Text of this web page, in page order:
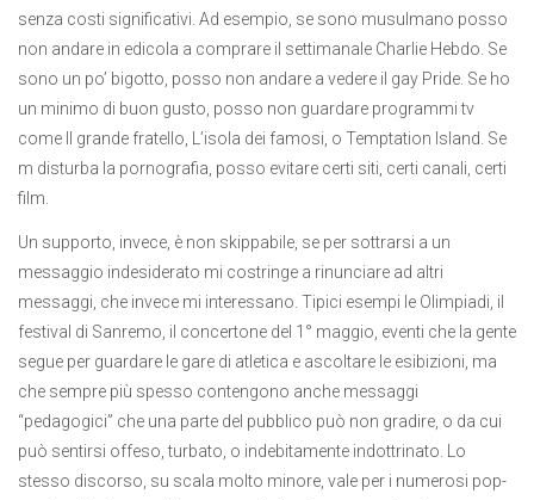
senza costi significativi. Ad esempio, se sono musulmano posso
non andare in edicola a comprare il settimanale Charlie Hebdo. Se
sono un po’ bigotto, posso non andare a vedere il gay Pride. Se ho
un minimo di buon gusto, posso non guardare programmi tv
come Il grande fratello, L’isola dei famosi, o Temptation Island. Se
m disturba la pornografia, posso evitare certi siti, certi canali, certi
film.
Un supporto, invece, è non skippabile, se per sottrarsi a un
messaggio indesiderato mi costringe a rinunciare ad altri
messaggi, che invece mi interessano. Tipici esempi le Olimpiadi, il
festival di Sanremo, il concertone del 1° maggio, eventi che la gente
segue per guardare le gare di atletica e ascoltare le esibizioni, ma
che sempre più spesso contengono anche messaggi
“pedagogici” che una parte del pubblico può non gradire, o da cui
può sentirsi offeso, turbato, o indebitamente indottrinato. Lo
stesso discorso, su scala molto minore, vale per i numerosi pop-